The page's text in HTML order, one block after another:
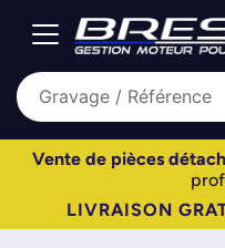
Vente de pièces
LIVRAISON